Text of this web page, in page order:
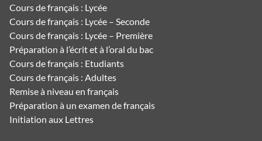
Cours de français : Lycée
Cours de français : Lycée – Seconde
Cours de français : Lycée – Première
Préparation à l’écrit et à l’oral du bac
Cours de français : Etudiants
Cours de français : Adultes
Remise à niveau en français
Préparation à un examen de français
Initiation aux Lettres